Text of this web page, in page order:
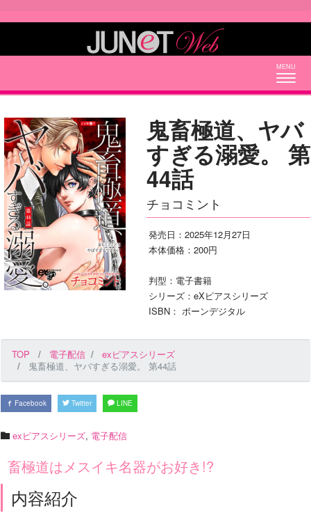
鬼畜極道、ヤバ
すぎる溺愛。 第
44話
チョコミント
発売日：2025年12月27日
本体価格：200円
判型：電子書籍
シリーズ：eXピアスシリーズ
ISBN： ボーンデジタル
TOP 電子配信
exピアスシリーズ
鬼畜極道、ヤバすぎる溺愛。 第44話
Facebook Twitter LINE
exピアスシリーズ, 電子配信
畜極道はメスイキ名器がお好き!?
内容紹介